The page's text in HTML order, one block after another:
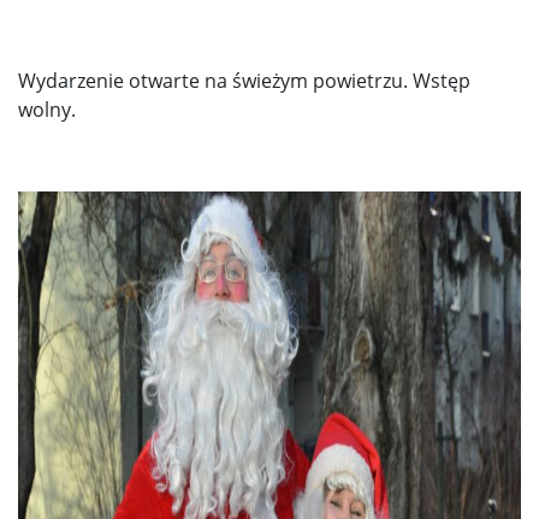
Wydarzenie otwarte na świeżym powietrzu. Wstęp
wolny.